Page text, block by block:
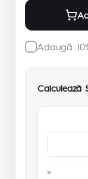
Adaugă
Calculează